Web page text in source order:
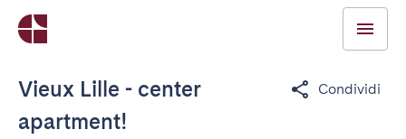
Vieux Lille - center
apartment!
Condividi